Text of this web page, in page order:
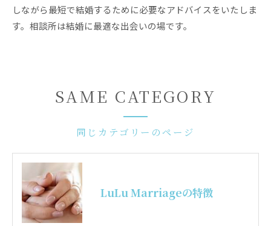
しながら最短で結婚するために必要なアドバイスをいたしま
す。相談所は結婚に最適な出会いの場です。
同じカテゴリーのページ
SAME CATEGORY
LuLu Marriageの特徴